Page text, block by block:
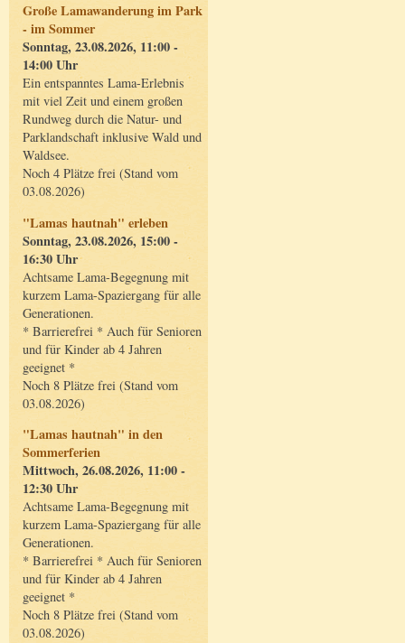
Große Lamawanderung im Park
- im Sommer
Sonntag, 23.08.2026, 11:00 -
14:00 Uhr
Ein entspanntes Lama-Erlebnis
mit viel Zeit und einem großen
Rundweg durch die Natur- und
Parklandschaft inklusive Wald und
Waldsee.
Noch 4 Plätze frei (Stand vom
03.08.2026)
"Lamas hautnah" erleben
Sonntag, 23.08.2026, 15:00 -
16:30 Uhr
Achtsame Lama-Begegnung mit
kurzem Lama-Spaziergang für alle
Generationen.
* Barrierefrei * Auch für Senioren
und für Kinder ab 4 Jahren
geeignet *
Noch 8 Plätze frei (Stand vom
03.08.2026)
"Lamas hautnah" in den
Sommerferien
Mittwoch, 26.08.2026, 11:00 -
12:30 Uhr
Achtsame Lama-Begegnung mit
kurzem Lama-Spaziergang für alle
Generationen.
* Barrierefrei * Auch für Senioren
und für Kinder ab 4 Jahren
geeignet *
Noch 8 Plätze frei (Stand vom
03.08.2026)